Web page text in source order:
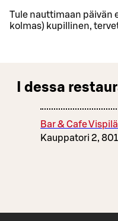
Tule nauttimaan päivän
kolmas) kupillinen,
I dessa
Bar & Cafe
Kauppatori 2,